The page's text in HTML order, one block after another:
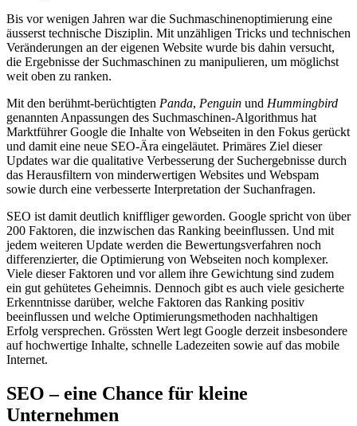
Bis vor wenigen Jahren war die Suchmaschinenoptimierung eine
äusserst technische Disziplin. Mit unzähligen Tricks und technischen
Veränderungen an der eigenen Website wurde bis dahin versucht,
die Ergebnisse der Suchmaschinen zu manipulieren, um möglichst
weit oben zu ranken.
Mit den berühmt-berüchtigten Panda, Penguin und Hummingbird
genannten Anpassungen des Suchmaschinen-Algorithmus hat
Marktführer Google die Inhalte von Webseiten in den Fokus gerückt
und damit eine neue SEO-Ära eingeläutet. Primäres Ziel dieser
Updates war die qualitative Verbesserung der Suchergebnisse durch
das Herausfiltern von minderwertigen Websites und Webspam
sowie durch eine verbesserte Interpretation der Suchanfragen.
SEO ist damit deutlich kniffliger geworden. Google spricht von über
200 Faktoren, die inzwischen das Ranking beeinflussen. Und mit
jedem weiteren Update werden die Bewertungsverfahren noch
differenzierter, die Optimierung von Webseiten noch komplexer.
Viele dieser Faktoren und vor allem ihre Gewichtung sind zudem
ein gut gehütetes Geheimnis. Dennoch gibt es auch viele gesicherte
Erkenntnisse darüber, welche Faktoren das Ranking positiv
beeinflussen und welche Optimierungsmethoden nachhaltigen
Erfolg versprechen. Grössten Wert legt Google derzeit insbesondere
auf hochwertige Inhalte, schnelle Ladezeiten sowie auf das mobile
Internet.
SEO – eine Chance für kleine
Unternehmen